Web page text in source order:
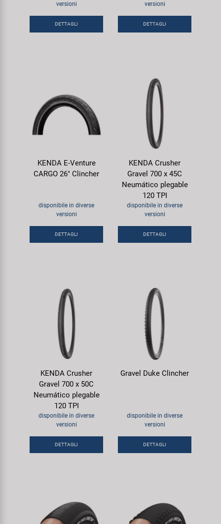
versioni
DETTAGLI
versioni
DETTAGLI
KENDA E-Venture
CARGO 26" Clincher
disponibile in diverse
versioni
DETTAGLI
KENDA Crusher
Gravel 700 x 45C
Neumático plegable
120 TPI
disponibile in diverse
versioni
DETTAGLI
KENDA Crusher
Gravel 700 x 50C
Neumático plegable
120 TPI
disponibile in diverse
versioni
DETTAGLI
Gravel Duke Clincher
disponibile in diverse
versioni
DETTAGLI